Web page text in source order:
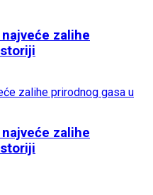
zalihe
zalihe